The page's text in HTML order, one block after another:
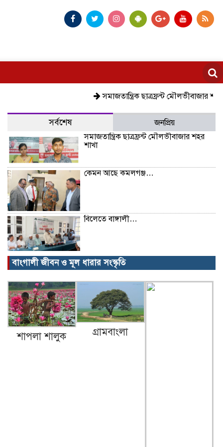
সমাজতান্ত্রিক ছাত্রফ্রন্ট মৌলভীবাজার শহর শাখা
সর্বশেষ
জনপ্রিয়
সমাজতান্ত্রিক ছাত্রফ্রন্ট মৌলভীবাজার শহর
শাখা
কেমন আছে কমলগঞ্জ…
বিলেতে বাঙ্গালী…
বিক্ষোভ, গ্রেপ্তার, অজগর, সেগুনকাঠ আর
প্রধানমন্ত্রীর কার্যালয় থেকে সহায়তা
বাংগালী জীবন ও মূল ধারার সংস্কৃতি
শাপলা শালুক গ্রামবাংলা